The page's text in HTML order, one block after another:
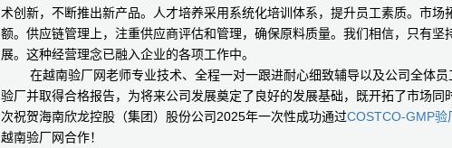
术创新，不断推出新产品。人才培养采用系统化培训体系，提升员工素质。市
额。供应链管理上，注重供应商评估和管理，确保原料质量。我们相信，只有
展。这种经营理念已融入企业的各项工作中。
在越南验厂网老师专业技术、全程一对一跟进耐心细致辅导以及公司全体员
验厂并取得合格报告，为将来公司发展奠定了良好的发展基础，既开拓了市场
次祝贺海南欣龙控股（集团）股份公司2025年一次性成功通过COSTCO-GMP验
越南验厂网合作！